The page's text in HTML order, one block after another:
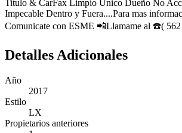
Titulo & CarFax Limpio Unico Dueño No
Impecable Dentro y Fuera....Para mas
Comunicate con ESME 📲Llamame al ☎️( 562
Detalles Adicionales
Año
2017
Estilo
LX
Propietarios anteriores